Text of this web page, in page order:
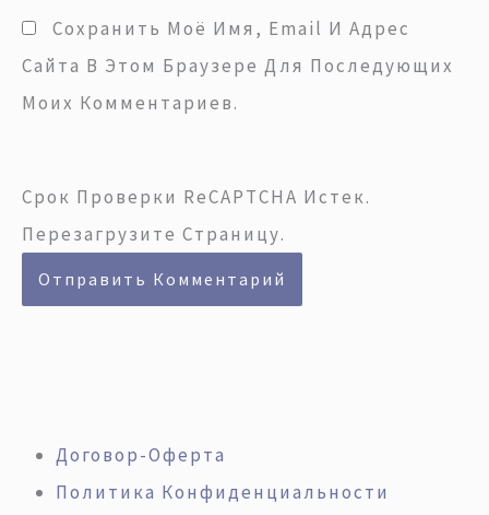
Сохранить Моё Имя, Email И Адрес
Сайта В Этом Браузере Для Последующих
Моих Комментариев.
Срок Проверки ReCAPTCHA Истек.
Перезагрузите Страницу.
Договор-Оферта
Политика Конфиденциальности